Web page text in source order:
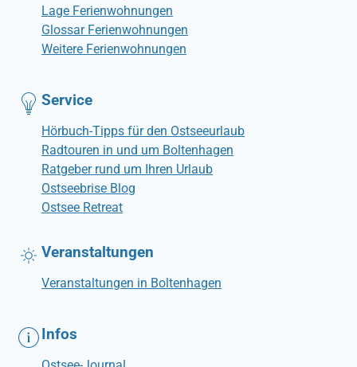
Lage Ferienwohnungen
Glossar Ferienwohnungen
Weitere Ferienwohnungen
Service
Hörbuch-Tipps für den Ostseeurlaub
Radtouren in und um Boltenhagen
Ratgeber rund um Ihren Urlaub
Ostseebrise Blog
Ostsee Retreat
Veranstaltungen
Veranstaltungen in Boltenhagen
Infos